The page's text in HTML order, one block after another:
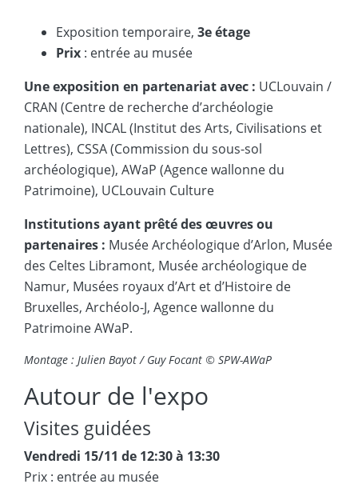
Exposition temporaire, 3e étage
Prix : entrée au musée
Une exposition en partenariat avec : UCLouvain /
CRAN (Centre de recherche d’archéologie
nationale), INCAL (Institut des Arts, Civilisations et
Lettres), CSSA (Commission du sous-sol
archéologique), AWaP (Agence wallonne du
Patrimoine), UCLouvain Culture
Institutions ayant prêté des œuvres ou
partenaires : Musée Archéologique d’Arlon, Musée
des Celtes Libramont, Musée archéologique de
Namur, Musées royaux d’Art et d’Histoire de
Bruxelles, Archéolo-J, Agence wallonne du
Patrimoine AWaP.
Montage : Julien Bayot / Guy Focant © SPW-AWaP
Autour de l'expo
Visites guidées
Vendredi 15/11 de 12:30 à 13:30
Prix : entrée au musée